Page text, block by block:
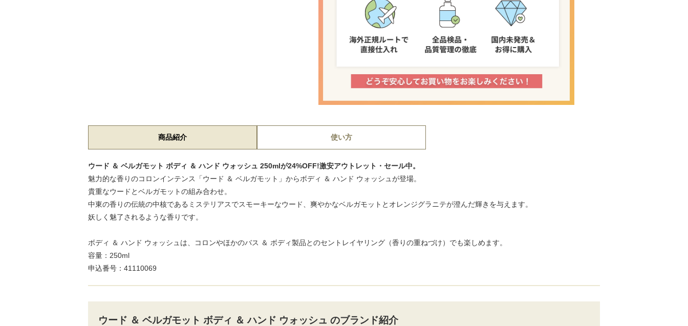
商品紹介 使い方
ウード ＆ ベルガモット ボディ ＆ ハンド ウォッシュ 250mlが24%OFF!激安アウトレット・セール中。
魅力的な香りのコロンインテンス「ウード ＆ ベルガモット」からボディ ＆ ハンド ウォッシュが登場。
貴重なウードとベルガモットの組み合わせ。
中東の香りの伝統の中核であるミステリアスでスモーキーなウード、爽やかなベルガモットとオレンジグラニテが澄んだ輝きを与えます。
妖しく魅了されるような香りです。
ボディ ＆ ハンド ウォッシュは、コロンやほかのバス ＆ ボディ製品とのセントレイヤリング（香りの重ねづけ）でも楽しめます。
容量：250ml
申込番号：41110069
ウード ＆ ベルガモット ボディ ＆ ハンド ウォッシュ のブランド紹介